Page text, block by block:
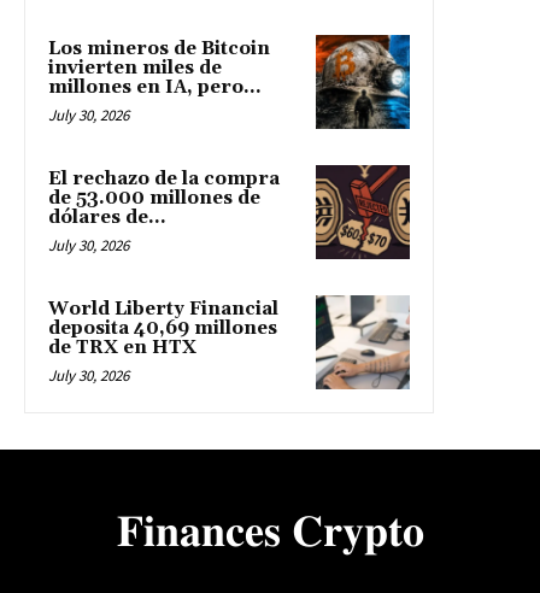
Los mineros de Bitcoin
invierten miles de
millones en IA, pero...
July 30, 2026
El rechazo de la compra
de 53.000 millones de
dólares de...
July 30, 2026
World Liberty Financial
deposita 40,69 millones
de TRX en HTX
July 30, 2026
𝐅𝐢𝐧𝐚𝐧𝐜𝐞𝐬 𝐂𝐫𝐲𝐩𝐭𝐨